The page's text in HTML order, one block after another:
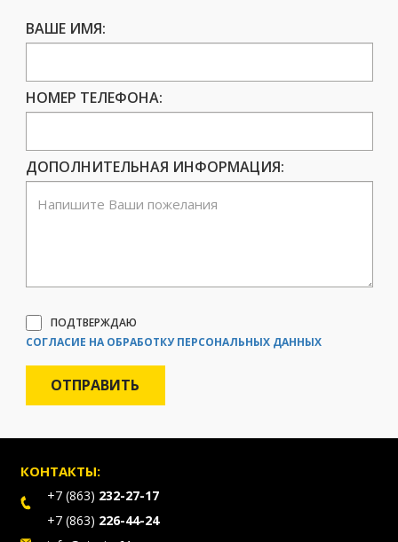
ВАШЕ ИМЯ:
НОМЕР ТЕЛЕФОНА:
ДОПОЛНИТЕЛЬНАЯ ИНФОРМАЦИЯ:
ПОДТВЕРЖДАЮ
СОГЛАСИЕ НА ОБРАБОТКУ ПЕРСОНАЛЬНЫХ ДАННЫХ
КОНТАКТЫ:
+7 (863) 232-27-17
+7 (863) 226-44-24